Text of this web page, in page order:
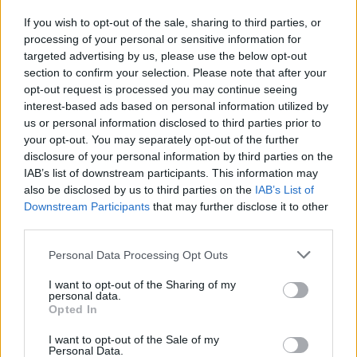
If you wish to opt-out of the sale, sharing to third parties, or
processing of your personal or sensitive information for
targeted advertising by us, please use the below opt-out
section to confirm your selection. Please note that after your
opt-out request is processed you may continue seeing
interest-based ads based on personal information utilized by
us or personal information disclosed to third parties prior to
your opt-out. You may separately opt-out of the further
disclosure of your personal information by third parties on the
IAB’s list of downstream participants. This information may
also be disclosed by us to third parties on the IAB’s List of
Downstream Participants that may further disclose it to other
Personal Data Processing Opt Outs
I want to opt-out of the Sharing of my
personal data.
Opted In
I want to opt-out of the Sale of my
Personal Data.
publice, în locul Doinei Gradea
Redacţia
A doua operațiune obscenă a
DIICOT în această vară, după ”cazul
consilier al lui Băsescu a fost